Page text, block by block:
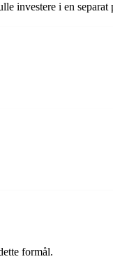
investere i en separat
formål.